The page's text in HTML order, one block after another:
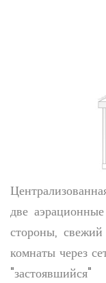
две
стороны,
комнаты через